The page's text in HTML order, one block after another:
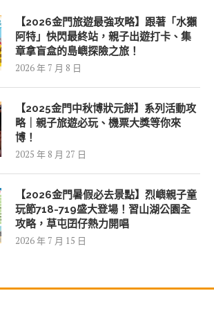
【2026金門旅遊最強攻略】跟著「水獺
阿特」快閃最終站，親子出遊打卡、集
章拿盲盒的島嶼探險之旅！
2026 年 7 月 8 日
【2025金門中秋博狀元餅】系列活動攻
略｜親子旅遊必玩、機票大獎等你來
博！
2025 年 8 月 27 日
【2026金門暑假必去景點】烈嶼親子童
玩節718-719盛大登場！習山湖公園全
攻略，草屯囝仔熱力開唱
2026 年 7 月 15 日